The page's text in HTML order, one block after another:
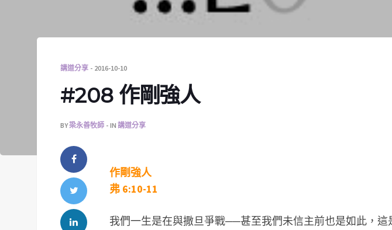
講道分享 2016-10-10
#208 作剛強人
BY梁永善牧師 IN 講道分享
作剛強人
弗 6:10-11
我們一生是在與撒旦爭戰──甚至我們未信主前也是如此，這